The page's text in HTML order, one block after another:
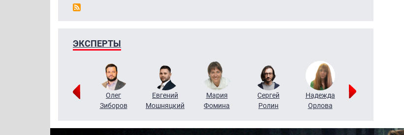
ЭКСПЕРТЫ
Григорий
Олег
Зиборов
Евгений
Мошняцкий
Мария
Фомина
Сергей
Ролин
Надежда
Орлова